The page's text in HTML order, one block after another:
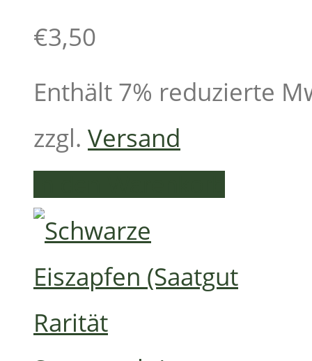
€3,50
Enthält 7% reduzierte
zzgl. Versand